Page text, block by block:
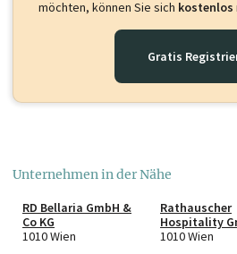
möchten, können Sie sich kostenlos
Gratis
Unternehmen in der Nähe
RD Bellaria GmbH &
Co KG
1010 Wien
Rathauscher
Hospitality
Liqu.
1010 Wien